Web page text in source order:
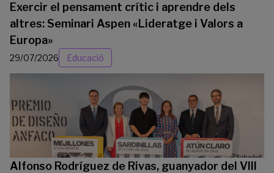
Exercir el pensament crític i aprendre dels
altres: Seminari Aspen «Lideratge i Valors a
Europa»
29/07/2026 Educació
Alfonso Rodríguez de Rivas, guanyador del VIII